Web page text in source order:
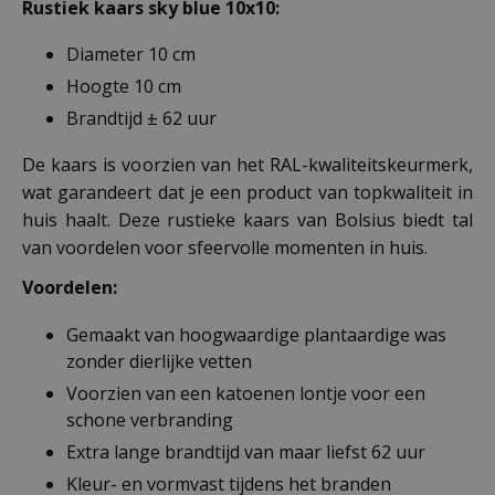
Rustiek kaars sky blue 10x10:
Diameter 10 cm
Hoogte 10 cm
Brandtijd ± 62 uur
De kaars is voorzien van het RAL-kwaliteitskeurmerk,
wat garandeert dat je een product van topkwaliteit in
huis haalt. Deze rustieke kaars van Bolsius biedt tal
van voordelen voor sfeervolle momenten in huis.
Voordelen:
Gemaakt van hoogwaardige plantaardige was
zonder dierlijke vetten
Voorzien van een katoenen lontje voor een
schone verbranding
Extra lange brandtijd van maar liefst 62 uur
Kleur- en vormvast tijdens het branden